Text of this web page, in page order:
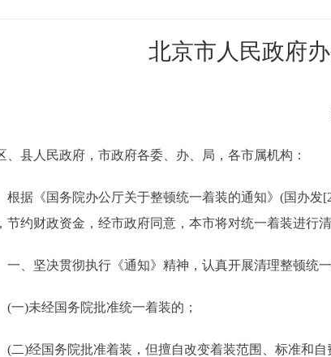
北京市人民政府
、县人民政府，市政府各委、办、局，各市属机构：
《国务院办公厅关于整顿统一着装的通知》(国办发
节约财政资金，经市政府同意，本市将对统一着装进行
坚决贯彻执行《通知》精神，认真开展清理整顿统一
)未经国务院批准统一着装的；
)经国务院批准着装，但擅自改变着装范围、标准和自